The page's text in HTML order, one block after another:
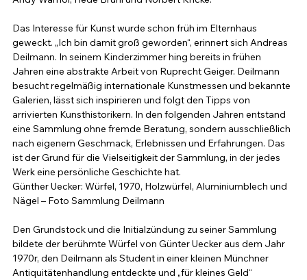
Das Interesse für Kunst wurde schon früh im Elternhaus
geweckt. „Ich bin damit groß geworden“, erinnert sich Andreas
Deilmann. In seinem Kinderzimmer hing bereits in frühen
Jahren eine abstrakte Arbeit von Ruprecht Geiger. Deilmann
besucht regelmäßig internationale Kunstmessen und bekannte
Galerien, lässt sich inspirieren und folgt den Tipps von
arrivierten Kunsthistorikern. In den folgenden Jahren entstand
eine Sammlung ohne fremde Beratung, sondern ausschließlich
nach eigenem Geschmack, Erlebnissen und Erfahrungen. Das
ist der Grund für die Vielseitigkeit der Sammlung, in der jedes
Werk eine persönliche Geschichte hat.
Günther Uecker: Würfel, 1970, Holzwürfel, Aluminiumblech und
Nägel – Foto Sammlung Deilmann
Den Grundstock und die Initialzündung zu seiner Sammlung
bildete der berühmte Würfel von Günter Uecker aus dem Jahr
1970r, den Deilmann als Student in einer kleinen Münchner
Antiquitätenhandlung entdeckte und „für kleines Geld“